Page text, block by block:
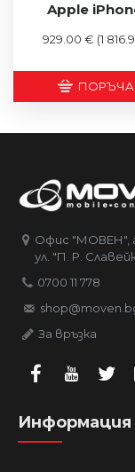
Apple
929.00 € (1
Офис "МОВЕН",
ул. "П. Р.
0700 11 778
За връзка
Информация